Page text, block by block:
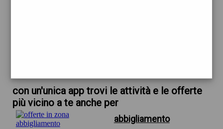
con un'unica app trovi le attività e le offerte
più vicino a te anche per
abbigliamento